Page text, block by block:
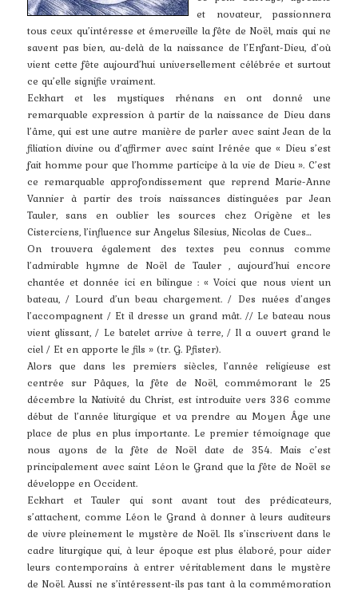
et novateur, passionnera
tous ceux qu’intéresse et émerveille la fête de Noël, mais qui ne
savent pas bien, au-delà de la naissance de l’Enfant-Dieu, d’où
vient cette fête aujourd’hui universellement célébrée et surtout
ce qu’elle signifie vraiment.
Eckhart et les mystiques rhénans en ont donné une
remarquable expression à partir de la naissance de Dieu dans
l’âme, qui est une autre manière de parler avec saint Jean de la
filiation divine ou d’affirmer avec saint Irénée que « Dieu s’est
fait homme pour que l’homme participe à la vie de Dieu ». C’est
ce remarquable approfondissement que reprend Marie-Anne
Vannier à partir des trois naissances distinguées par Jean
Tauler, sans en oublier les sources chez Origène et les
Cisterciens, l’influence sur Angelus Silesius, Nicolas de Cues…
On trouvera également des textes peu connus comme
l’admirable hymne de Noël de Tauler , aujourd’hui encore
chantée et donnée ici en bilingue : « Voici que nous vient un
bateau, / Lourd d’un beau chargement. / Des nuées d’anges
l’accompagnent / Et il dresse un grand mât. // Le bateau nous
vient glissant, / Le batelet arrive à terre, / Il a ouvert grand le
ciel / Et en apporte le fils » (tr. G. Pfister).
Alors que dans les premiers siècles, l’année religieuse est
centrée sur Pâques, la fête de Noël, commémorant le 25
décembre la Nativité du Christ, est introduite vers 336 comme
début de l’année liturgique et va prendre au Moyen Âge une
place de plus en plus importante. Le premier témoignage que
nous ayons de la fête de Noël date de 354. Mais c’est
principalement avec saint Léon le Grand que la fête de Noël se
développe en Occident.
Eckhart et Tauler qui sont avant tout des prédicateurs,
s’attachent, comme Léon le Grand à donner à leurs auditeurs
de vivre pleinement le mystère de Noël. Ils s’inscrivent dans le
cadre liturgique qui, à leur époque est plus élaboré, pour aider
leurs contemporains à entrer véritablement dans le mystère
de Noël. Aussi ne s’intéressent-ils pas tant à la commémoration